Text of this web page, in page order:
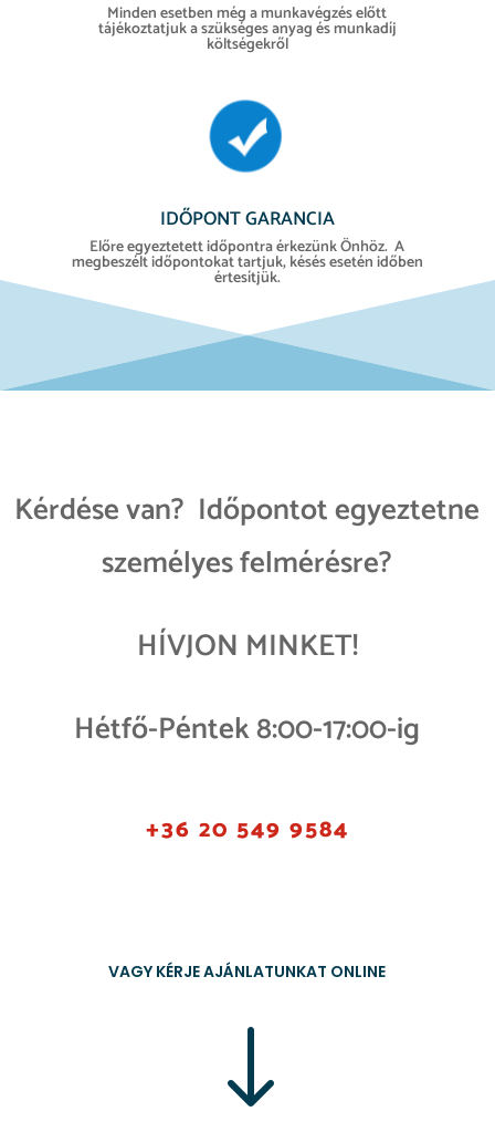
Minden esetben még a munkavégzés előtt
tájékoztatjuk a szükséges anyag és munkadíj
költségekről
IDŐPONT GARANCIA
Előre egyeztetett időpontra érkezünk Önhöz. A
megbeszélt időpontokat tartjuk, késés esetén időben
értesítjük.
Kérdése van? Időpontot egyeztetne
személyes felmérésre?
HÍVJON MINKET!
Hétfő-Péntek 8:00-17:00-ig
+36 20 549 9584
VAGY KÉRJE AJÁNLATUNKAT ONLINE
"